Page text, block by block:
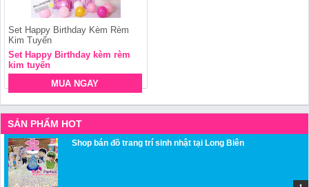
Set Happy Birthday Kèm Rèm
Kim Tuyến
Set Happy Birthday kèm rèm
kim tuyến
MUA NGAY
SẢN PHẨM HOT
Shop bán đồ trang trí sinh nhật tại Long Biên